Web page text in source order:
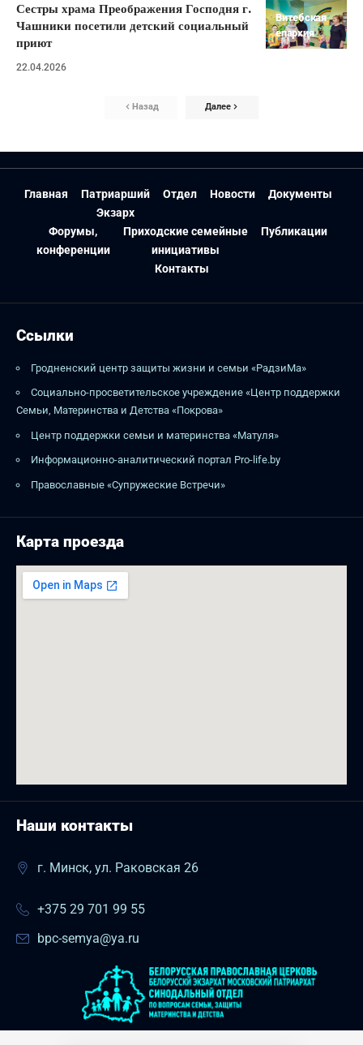
Витебская
епархия
Сестры храма Преображения Господня г.
Чашники посетили детский социальный
приют
22.04.2026
Назад Далее
Главная
Патриарший
Экзарх
Отдел Новости Документы
Форумы,
конференции
Приходские семейные
инициативы
Публикации
Контакты
Наши контакты
г. Минск, ул. Раковская 26
+375 29 701 99 55
bpc-semya@ya.ru
Карта проезда
Ссылки
Гродненский центр защиты жизни и семьи «РадзиМа»
Социально-просветительское учреждение «Центр поддержки
Семьи, Материнства и Детства «Покрова»
Центр поддержки семьи и материнства «Матуля»
Информационно-аналитический портал Pro-life.by
Православные «Супружеские Встречи»